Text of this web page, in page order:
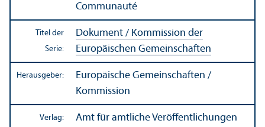
Communauté
Titel der
Serie:
Dokument / Kommission der
Europäischen Gemeinschaften
Herausgeber:
Europäische Gemeinschaften /
Kommission
Verlag:
Amt für amtliche Veröffentlichungen